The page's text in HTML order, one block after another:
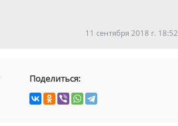
11 сентября 2018 г. 18:52
Поделиться: